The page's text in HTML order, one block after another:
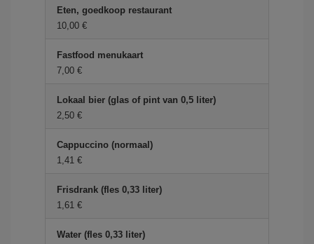
Eten, goedkoop restaurant
10,00 €
Fastfood menukaart
7,00 €
Lokaal bier (glas of pint van 0,5 liter)
2,50 €
Cappuccino (normaal)
1,41 €
Frisdrank (fles 0,33 liter)
1,61 €
Water (fles 0,33 liter)